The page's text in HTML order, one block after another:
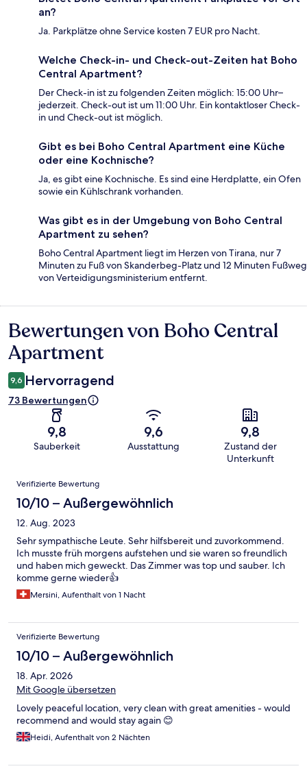
an?
Ja. Parkplätze ohne Service kosten 7 EUR pro Nacht.
Welche Check-in- und Check-out-Zeiten hat Boho
Central Apartment?
Der Check-in ist zu folgenden Zeiten möglich: 15:00 Uhr–
jederzeit. Check-out ist um 11:00 Uhr. Ein kontaktloser Check-
in und Check-out ist möglich.
Gibt es bei Boho Central Apartment eine Küche
oder eine Kochnische?
Ja, es gibt eine Kochnische. Es sind eine Herdplatte, ein Ofen
sowie ein Kühlschrank vorhanden.
Was gibt es in der Umgebung von Boho Central
Apartment zu sehen?
Boho Central Apartment liegt im Herzen von Tirana, nur 7
Minuten zu Fuß von Skanderbeg-Platz und 12 Minuten Fußweg
von Verteidigungsministerium entfernt.
Bewertungen
Bewertungen von Boho Central
Apartment
9,6 Hervorragend
73 Bewertungen
9,8
Sauberkeit
9,6
Ausstattung
9,8
Zustand der
Unterkunft
Bewertungen
Verifizierte Bewertung
10/10 – Außergewöhnlich
12. Aug. 2023
Sehr sympathische Leute. Sehr hilfsbereit und zuvorkommend.
Ich musste früh morgens aufstehen und sie waren so freundlich
und haben mich geweckt. Das Zimmer was top und sauber. Ich
komme gerne wieder👍
Mersini, Aufenthalt von 1 Nacht
Verifizierte Bewertung
10/10 – Außergewöhnlich
18. Apr. 2026
Mit Google übersetzen
Lovely peaceful location, very clean with great amenities - would
recommend and would stay again 😊
Heidi, Aufenthalt von 2 Nächten